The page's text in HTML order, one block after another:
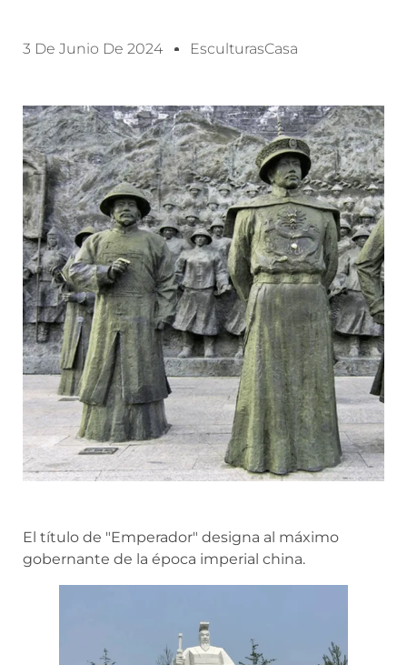
3 De Junio De 2024 EsculturasCasa
El título de "Emperador" designa al máximo
gobernante de la época imperial china.